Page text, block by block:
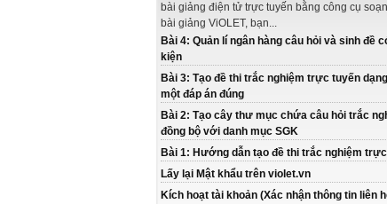
bài giảng điện tử trực tuyến bằng công cụ
bài giảng ViOLET, bạn...
Bài 4: Quản lí ngân hàng câu hỏi và sinh đề
kiện
Bài 3: Tạo đề thi trắc nghiệm trực tuyến
một đáp án đúng
Bài 2: Tạo cây thư mục chứa câu hỏi trắc
đồng bộ với danh mục SGK
Bài 1: Hướng dẫn tạo đề thi trắc nghiệm
Lấy lại Mật khẩu trên violet.vn
Kích hoạt tài khoản (Xác nhận thông tin liên